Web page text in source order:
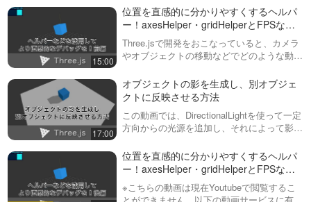
（Lighting）・や物理演算・３Dモデルの読
み込みなどができ、３Dのゲ…
15:00
位置を直感的に分かりやすくするヘルパ
ー！axesHelper・gridHelperとFPSなど
を計測するstatsについて 前編
Three.jsで開発をおこなっていると、カメラ
やオブジェクトの移動などでどのような動き
す。この動画では、axesHelper・gridHelper
を使うことに…
17:00
オブジェクトの影を生成し、別オブジェ
クトに反映させる方法
この動画では、DirectionalLightを使って一定
方向からの光源を追加し、それによって影を
説明しています。影を落とすだけなのに意外
とThree.jsで…
位置を直感的に分かりやすくするヘルパ
ー！axesHelper・gridHelperとFPSなど
を計測するstatsについて 後編
※こちらの動画は現在Youtubeで閲覧するこ